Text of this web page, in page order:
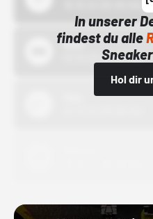
In unserer
findest du alle
Hol dir
Bstn
01.10.22 00:00 Uhr